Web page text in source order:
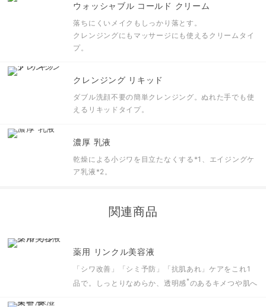
ウォッシャブル コールド クリーム
落ちにくいメイクもしっかり落とす。
クレンジングにもマッサージにも使えるクリームタイ
プ。
クレンジング リキッド
ダブル洗顔不要の簡単クレンジング。ぬれた手でも使
えるリキッドタイプ。
濃厚 乳液
乾燥による小ジワを目立たなくする *1 、エイジングケ
ア乳液 *2。
関連商品
薬用 リンクル美容液
「シワ改善」「シミ予防」「抗肌あれ」ケアをこれ1
品で。
しっとりなめらか、透明感*のあるキメつや肌へ